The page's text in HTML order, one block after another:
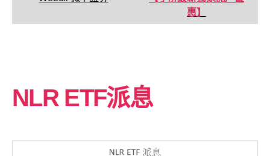
惠】
NLR ETF派息